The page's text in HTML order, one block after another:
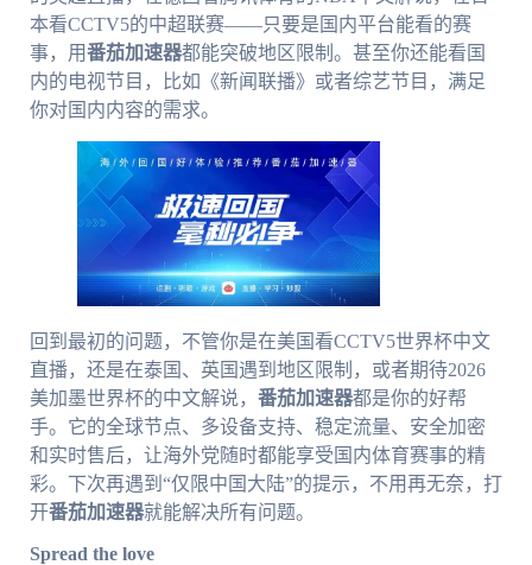
本看CCTV5的中超联赛——只要是国内平台能看的赛
事，用番茄加速器都能突破地区限制。甚至你还能看国
内的电视节目，比如《新闻联播》或者综艺节目，满足
你对国内内容的需求。
回到最初的问题，不管你是在美国看CCTV5世界杯中文
直播，还是在泰国、英国遇到地区限制，或者期待2026
美加墨世界杯的中文解说， 番茄加速器都是你的好帮
手。它的全球节点、多设备支持、稳定流量、安全加密
和实时售后，让海外党随时都能享受国内体育赛事的精
彩。下次再遇到“仅限中国大陆”的提示，不用再无奈，打
开番茄加速器就能解决所有问题。
Spread the love